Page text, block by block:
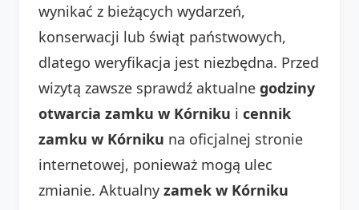
wynikać z bieżących wydarzeń,
konserwacji lub świąt państwowych,
dlatego weryfikacja jest niezbędna. Przed
wizytą zawsze sprawdź aktualne godziny
otwarcia zamku w Kórniku i cennik
zamku w Kórniku na oficjalnej stronie
internetowej, ponieważ mogą ulec
zmianie. Aktualny zamek w Kórniku